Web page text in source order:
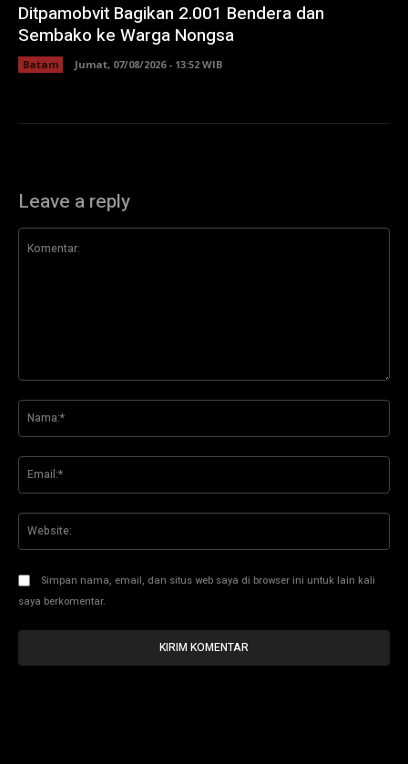
Ditpamobvit Bagikan 2.001 Bendera dan
Sembako ke Warga Nongsa
Batam Jumat, 07/08/2026 - 13:52 WIB
Leave a reply
Simpan nama, email, dan situs web saya di browser ini untuk lain kali
saya berkomentar.